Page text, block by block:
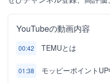
YouTubeの動画内容
00:42 TEMUとは
01:38 モッピーポイントUP